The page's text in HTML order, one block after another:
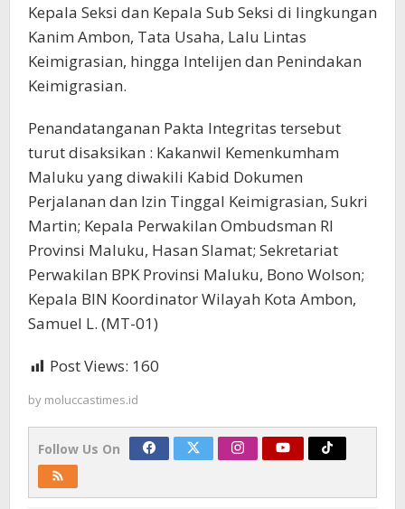
Kepala Seksi dan Kepala Sub Seksi di lingkungan
Kanim Ambon, Tata Usaha, Lalu Lintas
Keimigrasian, hingga Intelijen dan Penindakan
Keimigrasian.
Penandatanganan Pakta Integritas tersebut
turut disaksikan : Kakanwil Kemenkumham
Maluku yang diwakili Kabid Dokumen
Perjalanan dan Izin Tinggal Keimigrasian, Sukri
Martin; Kepala Perwakilan Ombudsman RI
Provinsi Maluku, Hasan Slamat; Sekretariat
Perwakilan BPK Provinsi Maluku, Bono Wolson;
Kepala BIN Koordinator Wilayah Kota Ambon,
Samuel L. (MT-01)
Post Views: 160
by moluccastimes.id
Follow Us On